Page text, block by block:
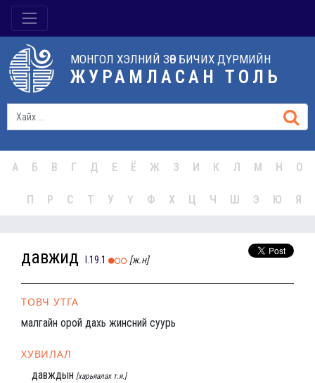
МОНГОЛ ХЭЛНИЙ ЗӨВ БИЧИХ ДҮРМИЙН
ЖУРАМЛАСАН ТОЛЬ
А Б В Г Д Е Ё Ж З И К Л М Н О
П Р С Т У Ү Ф Х Ц Ч Ш Э Ю Я
давжид I.19.1 [ж.н]
ТОВЧ УТГА
малгайн орой дахь жинсний суурь
ХУВИЛАЛ
давждын [харьяалах т.я.]